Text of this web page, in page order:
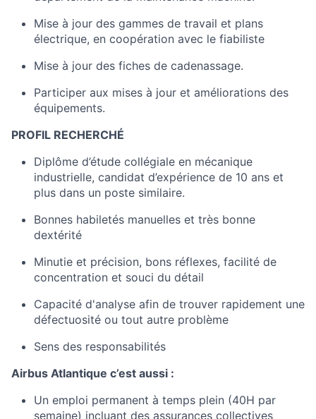
Mise à jour des gammes de travail et plans
électrique, en coopération avec le fiabiliste
Mise à jour des fiches de cadenassage.
Participer aux mises à jour et améliorations des
équipements.
PROFIL RECHERCHÉ
Diplôme d’étude collégiale en mécanique
industrielle, candidat d’expérience de 10 ans et
plus dans un poste similaire.
Bonnes habiletés manuelles et très bonne
dextérité
Minutie et précision, bons réflexes, facilité de
concentration et souci du détail
Capacité d'analyse afin de trouver rapidement une
défectuosité ou tout autre problème
Sens des responsabilités
Airbus Atlantique c’est aussi :
Un emploi permanent à temps plein (40H par
semaine) incluant des assurances collectives